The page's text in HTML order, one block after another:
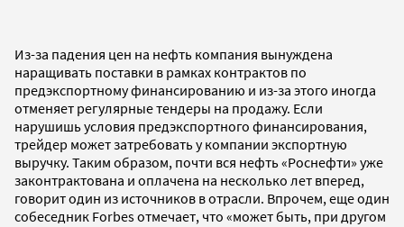
Из-за падения цен на нефть компания вынуждена
наращивать поставки в рамках контрактов по
предэкспортному финансированию и из-за этого иногда
отменяет регулярные тендеры на продажу. Если
нарушишь условия предэкспортного финансирования,
трейдер может затребовать у компании экспортную
выручку. Таким образом, почти вся нефть «Роснефти» уже
законтрактована и оплачена на несколько лет вперед,
говорит один из источников в отрасли. Впрочем, еще один
собеседник Forbes отмечает, что «может быть, при другом